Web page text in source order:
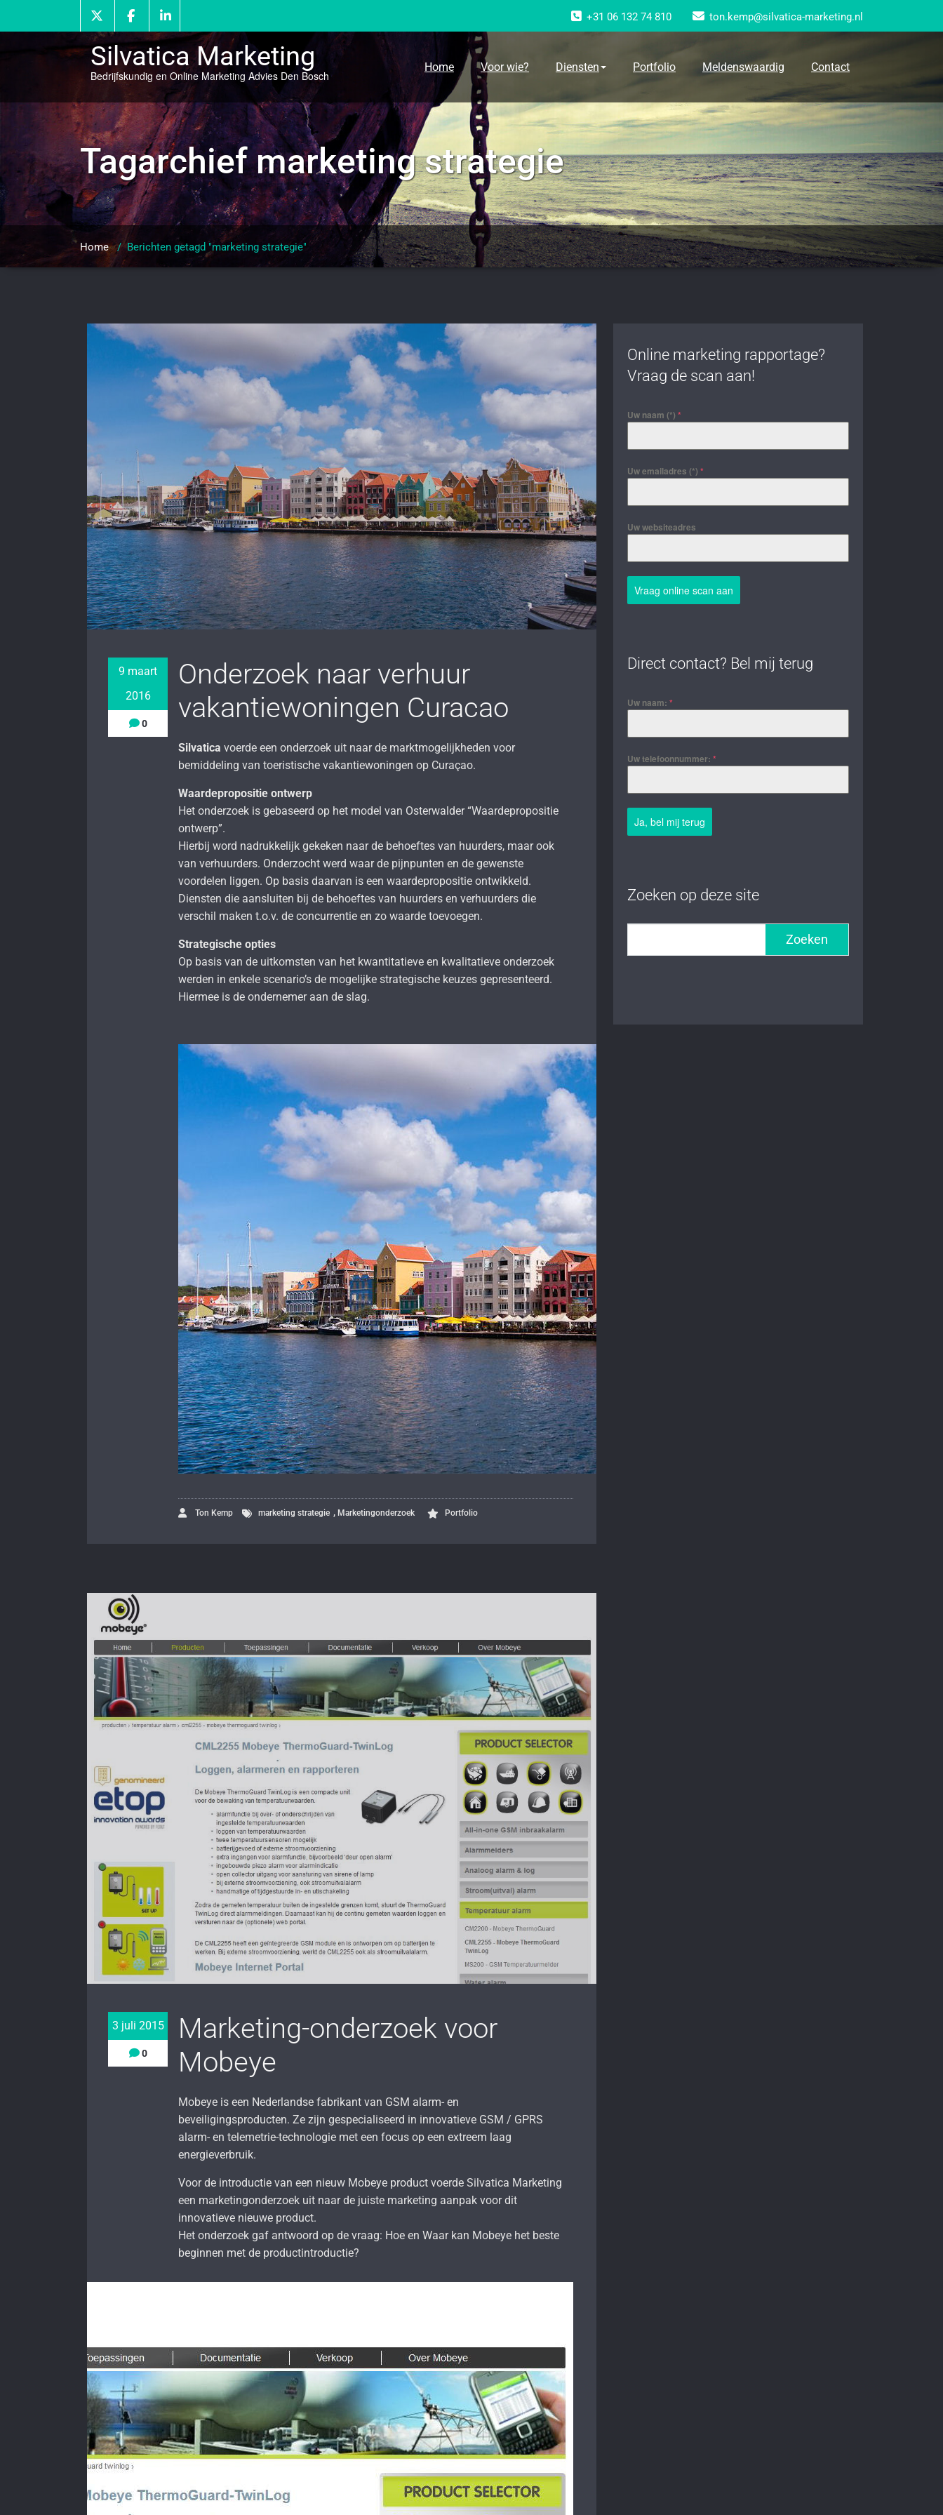
inhoud
+31 06 132 74 810 ton.kemp@silvatica-marketing.nl
Silvatica Marketing
Bedrijfskundig en Online Marketing Advies Den Bosch
Home Voor wie? Diensten Portfolio Meldenswaardig Contact
Tagarchiefmarketing strategie
Home/Berichten getagd "marketing strategie"
9 maart
2016
0
Onderzoek naar verhuur
vakantiewoningen Curacao
Silvatica voerde een onderzoek uit naar de marktmogelijkheden voor
bemiddeling van toeristische vakantiewoningen op Curaçao.
Waardepropositie ontwerp
Het onderzoek is gebaseerd op het model van Osterwalder “Waardepropositie
ontwerp”.
Hierbij word nadrukkelijk gekeken naar de behoeftes van huurders, maar ook
van verhuurders. Onderzocht werd waar de pijnpunten en de gewenste
voordelen liggen. Op basis daarvan is een waardepropositie ontwikkeld.
Diensten die aansluiten bij de behoeftes van huurders en verhuurders die
verschil maken t.o.v. de concurrentie en zo waarde toevoegen.
Strategische opties
Op basis van de uitkomsten van het kwantitatieve en kwalitatieve onderzoek
werden in enkele scenario’s de mogelijke strategische keuzes gepresenteerd.
Hiermee is de ondernemer aan de slag.
Ton Kemp marketing strategie ,Marketingonderzoek Portfolio
3 juli 2015
0
Marketing-onderzoek voor
Mobeye
Mobeye is een Nederlandse fabrikant van GSM alarm- en
beveiligingsproducten. Ze zijn gespecialiseerd in innovatieve GSM / GPRS
alarm- en telemetrie-technologie met een focus op een extreem laag
energieverbruik.
Voor de introductie van een nieuw Mobeye product voerde Silvatica Marketing
een marketingonderzoek uit naar de juiste marketing aanpak voor dit
innovatieve nieuwe product.
Het onderzoek gaf antwoord op de vraag: Hoe en Waar kan Mobeye het beste
beginnen met de productintroductie?
Online marketing rapportage?
Vraag de scan aan!
Uw naam (*) *
Uw emailadres (*) *
Uw websiteadres
Vraag online scan aan
Direct contact? Bel mij terug
Uw naam: *
Uw telefoonnummer: *
Ja, bel mij terug
Zoeken op deze site
Zoeken